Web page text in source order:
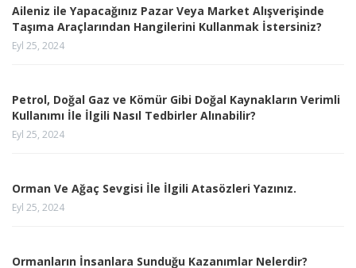
Aileniz ile Yapacağınız Pazar Veya Market Alışverişinde
Taşıma Araçlarından Hangilerini Kullanmak İstersiniz?
Eyl 25, 2024
Petrol, Doğal Gaz ve Kömür Gibi Doğal Kaynakların Verimli
Kullanımı İle İlgili Nasıl Tedbirler Alınabilir?
Eyl 25, 2024
Orman Ve Ağaç Sevgisi İle İlgili Atasözleri Yazınız.
Eyl 25, 2024
Ormanların İnsanlara Sunduğu Kazanımlar Nelerdir?